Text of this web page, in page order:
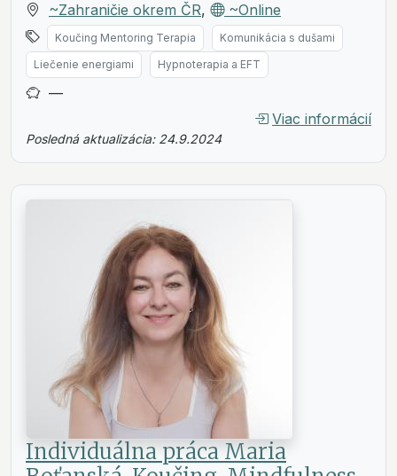
~Zahraničie okrem ČR, ~Online
Koučing Mentoring Terapia
Komunikácia s dušami
Liečenie energiami
Hypnoterapia a EFT
—
Viac informácií
Posledná aktualizácia: 24.9.2024
Individuálna práca Maria